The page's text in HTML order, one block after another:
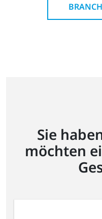
Sie
möchten